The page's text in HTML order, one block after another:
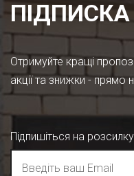
ПІДПИСКА
Отримуйте кращі
акції та знижки - прямо
Підпишіться на